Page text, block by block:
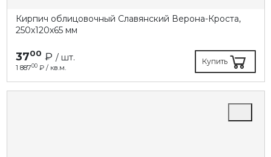
Кирпич облицовочный Славянский Верона-Кроста,
250х120х65 мм
3700 ₽ / шт.
1 88700₽ / кв.м.
Купить